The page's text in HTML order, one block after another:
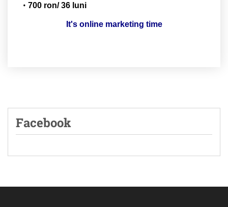
700 ron/ 36 luni
It's online marketing time
Facebook